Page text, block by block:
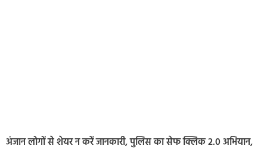
अंजान लोगों से शेयर न करें जानकारी, पुलिस का सेफ क्लिक 2.0 अभियान,